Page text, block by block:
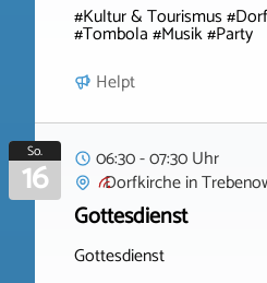
#Kultur & Tourismus
#Tombola #Musik #Party
Helpt
So.
16
06:30 - 07:30 Uhr
Dorfkirchein
Gottesdienst
Gottesdienst